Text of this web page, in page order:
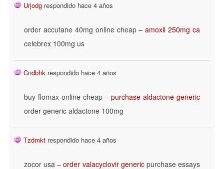
Urjodg respondido hace 4 años
order accutane 40mg online cheap –amoxil 250mg ca
celebrex 100mg us
Cndbhk respondido hace 4 años
buy flomax online cheap –purchase aldactone generic
order generic aldactone 100mg
Tzdmkt respondido hace 4 años
zocor usa –order valacyclovir genericpurchase essays